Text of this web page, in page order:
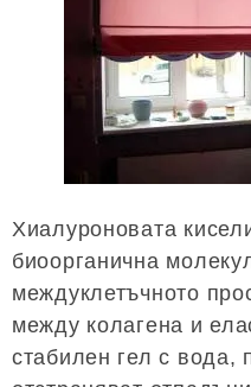
Хиалуроновата
биоорганична
междуклетъчното
между колагена и
стабилен гел с вода,